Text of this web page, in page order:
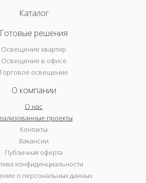
Каталог
Готовые решения
Освещение квартир
Освещение в офисе
освещение
О компании
О нас
проекты
Контакты
Вакансии
Публичная оферта
конфиденциальности
о персональных данных